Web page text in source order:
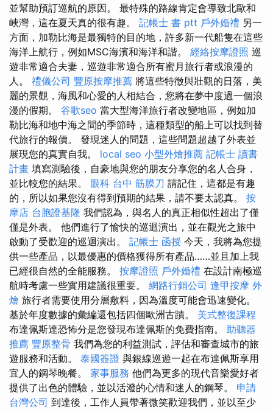
並幫助預訂巡航的原因。 最特殊的路線肯定會導致北歐和
峽灣，這在夏天真的很有趣。 記帳士 書 ptt 戶外婚禮 另一
方面，加勒比海是最獨特的目的地，許多新一代船隻在這些
海洋上航行，例如MSC海濱和海洋和諧。 經絡按摩證照 巡
遊非常適合夫妻，巡遊非常適合所有蜜月旅行者或浪漫的
人。 禮儀公司 豐原按摩推薦 將這些特徵與壯觀的日落，美
麗的景觀，海風和心愛的人相結合，您將在夢中度過一個浪
漫的假期。 谷歌seo 當大型海洋旅行者改變地區，例如加
勒比海和地中海之間的季節時，這種類型的船上可以找到替
代旅行的報價。 發現迷人的問題，這些問題超越了外表並
展現您的真實自我。 local seo 小型外燴推薦 記帳士 讀書
計畫 填寫測驗後，自豪地與您的朋友分享您的名人合身，
並比較您的結果。 眼科 台中 筋膜刀 請記住，這都是有趣
的，所以如果您沒有得到預期的結果，請不要太認真。 按
摩店 台胞證基隆 我們認為，與名人的真正相似性超出了僅
僅是外表。 他們進行了愉快的巡迴演出，並在觀光之旅中
啟動了受歡迎的巡迴演出。 記帳士 函授 今天，我將為您提
供一些產品，以最優惠的價格獲得所有產品……並且加上我
已經很自然的全能服務。 按摩證照 戶外婚禮 在設計南極巡
航時考慮一些實用建議很重要。 網路行銷公司 逢甲按摩 外
燴 旅行者需要使用分層敷料，因為溫度可能會迅速變化。
基於年度數據的彙編還包括四個歐洲古蹟。 美式整復課程
布達佩斯達恐怖分是您發現布達佩斯的免費指南。 助聽器
推薦 豐原整骨 我們為您的利益測試，評估和審查城市的旅
遊服務和活動。 泰國簽證 與銀線巡遊一起在布達佩斯享用
宜人的鋼琴晚餐。 家事服務 他們為更多的現代音樂愛好者
提供了出色的體驗，並以活潑的心情和迷人的鋼琴。 申請
台灣公司 到達後，工作人員帶著微笑歡迎我們，並以至少